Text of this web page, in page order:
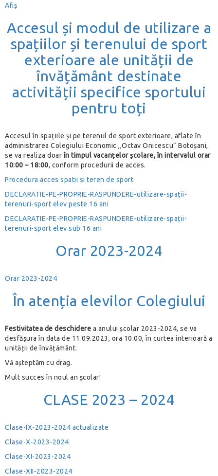
Afiș
Accesul și modul de utilizare a
spațiilor și terenului de sport
exterioare ale unității de
învățământ destinate
activității specifice sportului
pentru toți
Accesul în spațiile și pe terenul de sport exterioare, aflate în
administrarea Colegiului Economic ,,Octav Onicescu” Botoșani,
se va realiza doarîn timpul vacanțelor școlare, în intervalul orar
10:00 – 18:00, conform procedurii de acces.
Procedura acces spatii si teren de sport
DECLARATIE-PE-PROPRIE-RASPUNDERE-utilizare-spații-
terenuri-sport elev peste 16 ani
DECLARATIE-PE-PROPRIE-RASPUNDERE-utilizare-spații-
terenuri-sport elev sub 16 ani
Orar 2023-2024
Orar 2023-2024
În atenția elevilor Colegiului
Festivitatea de deschidere a anului școlar 2023-2024, se va
desfășura în data de 11.09.2023, ora 10.00, în curtea interioară a
unității de învățământ.
Vă așteptăm cu drag.
Mult succes în noul an școlar!
CLASE 2023 – 2024
Clase-IX-2023-2024 actualizate
Clase-X-2023-2024
Clase-XI-2023-2024
Clase-XII-2023-2024